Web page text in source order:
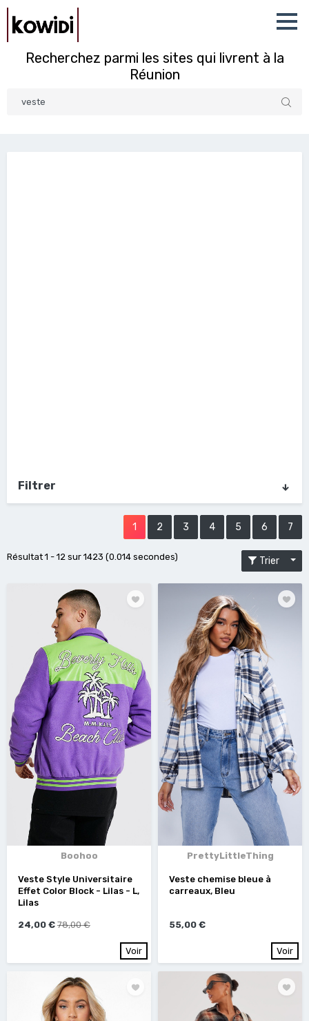
Recherchez parmi les sites qui livrent à la
Réunion
Filtrer
1 2 3 4 5 6 7
Résultat 1 - 12 sur 1423 (0.014 secondes) Trier
Boohoo
Veste Style Universitaire
Effet Color Block - Lilas - L,
Lilas
24,00 € 78,00 €
Voir
PrettyLittleThing
Veste chemise bleue à
carreaux, Bleu
55,00 €
Voir